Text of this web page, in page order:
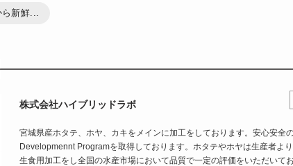
新鮮...
株式会社ハイブリッドラボ
宮城県産ホタテ、ホヤ、カキをメインに加工をしております。安心安全
Developmennt Programを取得しております。ホタテやホヤは生産者よ
生食用加工をし全国の水産市場において品質で一定の評価をいただいて